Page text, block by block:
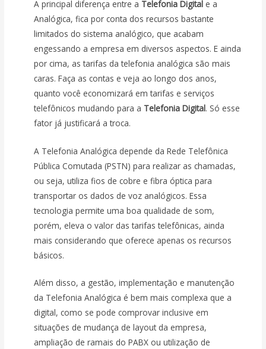
A principal diferença entre a Telefonia Digital e a
Analógica, fica por conta dos recursos bastante
limitados do sistema analógico, que acabam
engessando a empresa em diversos aspectos. E ainda
por cima, as tarifas da telefonia analógica são mais
caras. Faça as contas e veja ao longo dos anos,
quanto você economizará em tarifas e serviços
telefônicos mudando para a Telefonia Digital. Só esse
fator já justificará a troca.
A Telefonia Analógica depende da Rede Telefônica
Pública Comutada (PSTN) para realizar as chamadas,
ou seja, utiliza fios de cobre e fibra óptica para
transportar os dados de voz analógicos. Essa
tecnologia permite uma boa qualidade de som,
porém, eleva o valor das tarifas telefônicas, ainda
mais considerando que oferece apenas os recursos
básicos.
Além disso, a gestão, implementação e manutenção
da Telefonia Analógica é bem mais complexa que a
digital, como se pode comprovar inclusive em
situações de mudança de layout da empresa,
ampliação de ramais do PABX ou utilização de